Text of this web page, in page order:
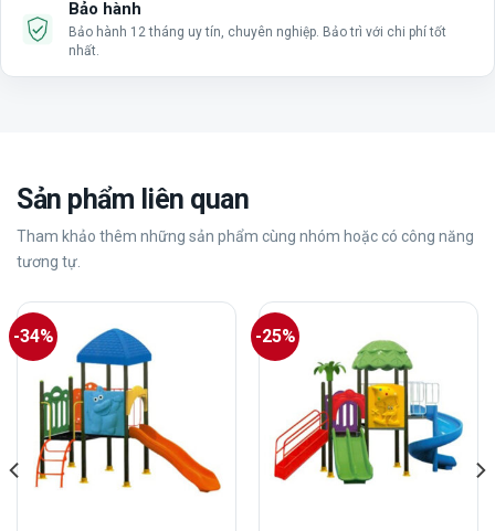
Bảo hành
Bảo hành 12 tháng uy tín, chuyên nghiệp. Bảo trì với chi phí tốt
nhất.
Sản phẩm liên quan
Tham khảo thêm những sản phẩm cùng nhóm hoặc có công năng
tương tự.
-34% -25%